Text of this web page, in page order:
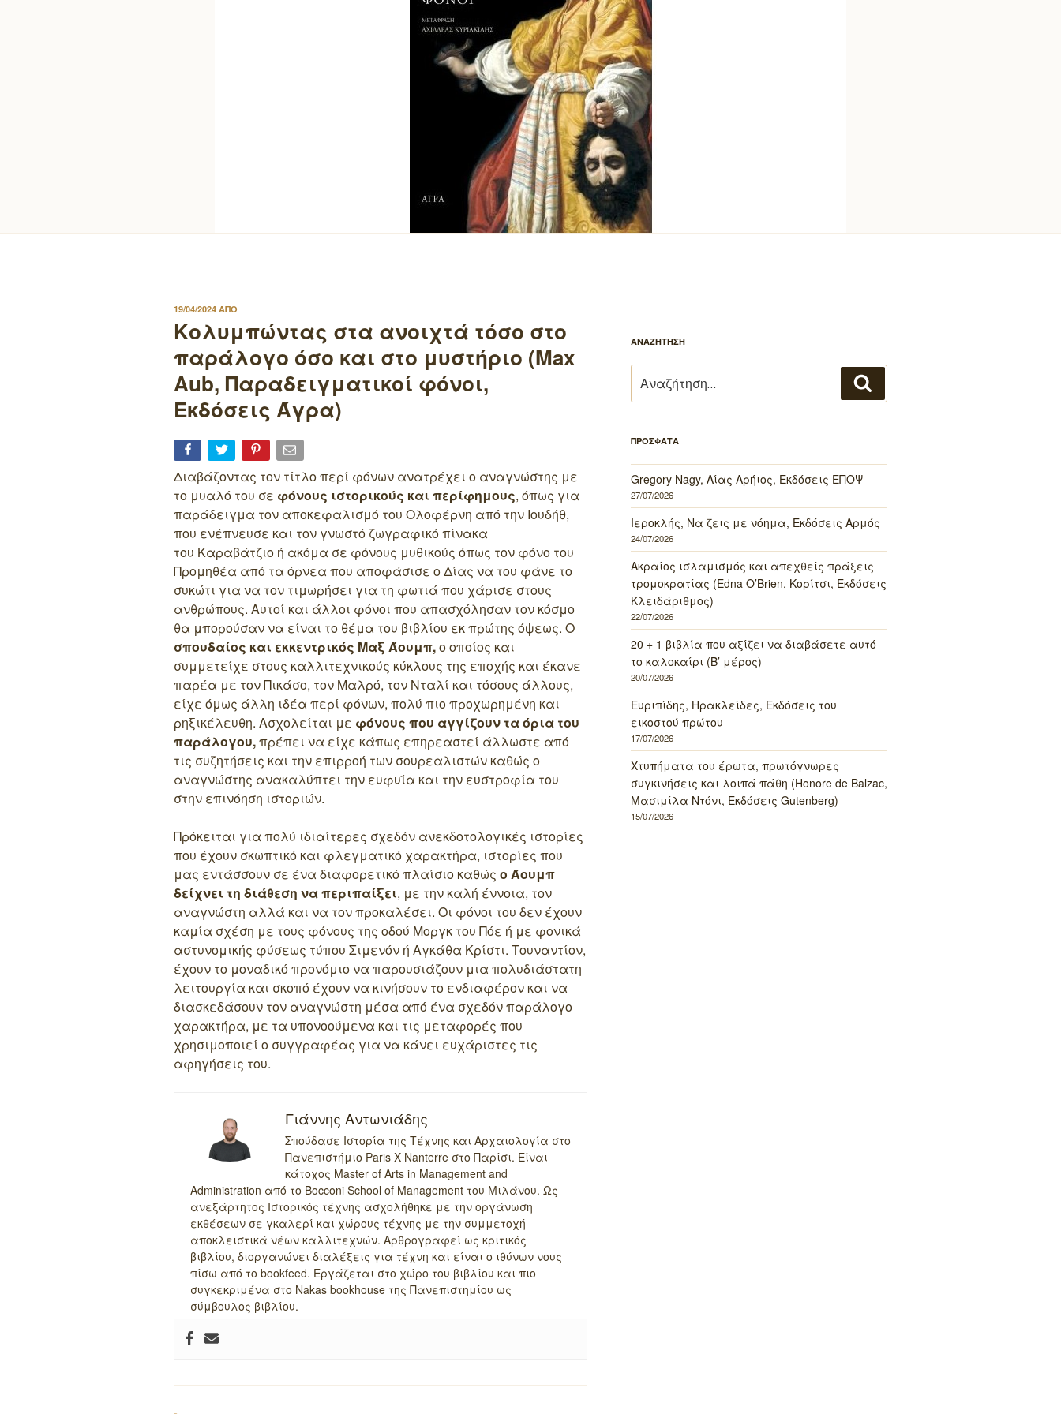
ΔΗΜΟΣΙΕΥΤΗΚΕ
19/04/2024 ΑΠΟ
Κολυμπώντας στα ανοιχτά τόσο στο
παράλογο όσο και στο μυστήριο (Max
Aub, Παραδειγματικοί φόνοι,
Εκδόσεις Άγρα)
Διαβάζοντας τον τίτλο περί φόνων ανατρέχει ο αναγνώστης με
το μυαλό του σε φόνους ιστορικούς και περίφημους, όπως για
παράδειγμα τον αποκεφαλισμό του Ολοφέρνη από την Ιουδήθ,
που ενέπνευσε και τον γνωστό ζωγραφικό πίνακα
του Καραβάτζιο ή ακόμα σε φόνους μυθικούς όπως τον φόνο του
Προμηθέα από τα όρνεα που αποφάσισε ο Δίας να του φάνε το
συκώτι για να τον τιμωρήσει για τη φωτιά που χάρισε στους
ανθρώπους. Αυτοί και άλλοι φόνοι που απασχόλησαν τον κόσμο
θα μπορούσαν να είναι το θέμα του βιβλίου εκ πρώτης όψεως. Ο
σπουδαίος και εκκεντρικός Μαξ Άουμπ,ο οποίος και
συμμετείχε στους καλλιτεχνικούς κύκλους της εποχής και έκανε
παρέα με τον Πικάσο, τον Μαλρό, τον Νταλί και τόσους άλλους,
είχε όμως άλλη ιδέα περί φόνων, πολύ πιο προχωρημένη και
ρηξικέλευθη. Ασχολείται με φόνους που αγγίζουν τα όρια του
παράλογου,πρέπει να είχε κάπως επηρεαστεί άλλωστε από
τις συζητήσεις και την επιρροή των σουρεαλιστών καθώς ο
αναγνώστης ανακαλύπτει την ευφυΐα και την ευστροφία του
στην επινόηση ιστοριών.
Πρόκειται για πολύ ιδιαίτερες σχεδόν ανεκδοτολογικές ιστορίες
που έχουν σκωπτικό και φλεγματικό χαρακτήρα, ιστορίες που
μας εντάσσουν σε ένα διαφορετικό πλαίσιο καθώς ο Άουμπ
δείχνει τη διάθεση να περιπαίξει, με την καλή έννοια, τον
αναγνώστη αλλά και να τον προκαλέσει. Οι φόνοι του δεν έχουν
καμία σχέση με τους φόνους της οδού Μοργκ του Πόε ή με φονικά
αστυνομικής φύσεως τύπου Σιμενόν ή Αγκάθα Κρίστι. Τουναντίον,
έχουν το μοναδικό προνόμιο να παρουσιάζουν μια πολυδιάστατη
λειτουργία και σκοπό έχουν να κινήσουν το ενδιαφέρον και να
διασκεδάσουν τον αναγνώστη μέσα από ένα σχεδόν παράλογο
χαρακτήρα, με τα υπονοούμενα και τις μεταφορές που
χρησιμοποιεί ο συγγραφέας για να κάνει ευχάριστες τις
αφηγήσεις του.
Γιάννης Αντωνιάδης
Σπούδασε Ιστορία της Τέχνης και Αρχαιολογία στο
Πανεπιστήμιο Paris X Nanterre στο Παρίσι. Είναι
κάτοχος Master of Arts in Management and
Administration από το Bocconi School of Management του Μιλάνου. Ως
ανεξάρτητος Ιστορικός τέχνης ασχολήθηκε με την οργάνωση
εκθέσεων σε γκαλερί και χώρους τέχνης με την συμμετοχή
αποκλειστικά νέων καλλιτεχνών. Αρθρογραφεί ως κριτικός
βιβλίου, διοργανώνει διαλέξεις για τέχνη και είναι ο ιθύνων νους
πίσω από το bookfeed. Εργάζεται στο χώρο του βιβλίου και πιο
συγκεκριμένα στο Nakas bookhouse της Πανεπιστημίου ως
σύμβουλος βιβλίου.
ΑΝΑΖΗΤΗΣΗ
για:
ΠΡΟΣΦΑΤΑ
Gregory Nagy, Αίας Αρήιος, Εκδόσεις ΕΠΟΨ
27/07/2026
Ιεροκλής, Να ζεις με νόημα, Εκδόσεις Αρμός
24/07/2026
Ακραίος ισλαμισμός και απεχθείς πράξεις
τρομοκρατίας (Edna O’Brien, Κορίτσι, Εκδόσεις
Κλειδάριθμος)
22/07/2026
20 + 1 βιβλία που αξίζει να διαβάσετε αυτό
το καλοκαίρι (Β’ μέρος)
20/07/2026
Ευριπίδης, Ηρακλείδες, Εκδόσεις του
εικοστού πρώτου
17/07/2026
Χτυπήματα του έρωτα, πρωτόγνωρες
συγκινήσεις και λοιπά πάθη (Honore de Balzac,
Μασιμίλα Ντόνι, Εκδόσεις Gutenberg)
15/07/2026